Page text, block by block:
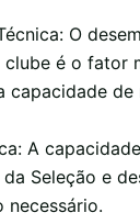
O
clube é o fator
capacidade
A
Seleção e
necessário.